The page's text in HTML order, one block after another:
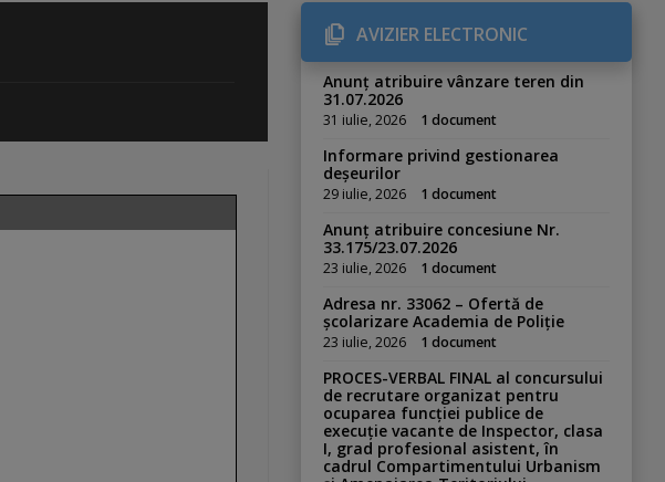
AVIZIER ELECTRONIC
Anunț atribuire vânzare teren din
31.07.2026
31 iulie, 2026 1 document
Informare privind gestionarea
deșeurilor
29 iulie, 2026 1 document
Anunț atribuire concesiune Nr.
33.175/23.07.2026
23 iulie, 2026 1 document
Adresa nr. 33062 – Ofertă de
școlarizare Academia de Poliție
23 iulie, 2026 1 document
PROCES-VERBAL FINAL al concursului
de recrutare organizat pentru
ocuparea funcției publice de
execuție vacante de Inspector, clasa
I, grad profesional asistent, în
cadrul Compartimentului Urbanism